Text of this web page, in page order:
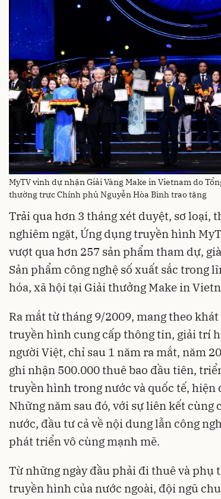
MyTV vinh dự nhận Giải Vàng Make in Vietnam do
thường trực Chính phủ Nguyễn Hòa Bình trao tặng
Trải qua hơn 3 tháng xét duyệt, sơ loại,
nghiêm ngặt, Ứng dụng truyền hình
vượt qua hơn 257 sản phẩm tham dự,
Sản phẩm công nghệ số xuất sắc trong
hóa, xã hội tại Giải thưởng Make in
Ra mắt từ tháng 9/2009, mang theo
truyền hình cung cấp thông tin, giải trí
người Việt, chỉ sau 1 năm ra mắt, năm
ghi nhận 500.000 thuê bao đầu tiên,
truyền hình trong nước và quốc tế,
Những năm sau đó, với sự liên kết cùng
nước, đầu tư cả về nội dung lẫn công
phát triển vô cùng mạnh mẽ.
Từ những ngày đầu phải đi thuê và phụ
truyền hình của nước ngoài, đội ngũ